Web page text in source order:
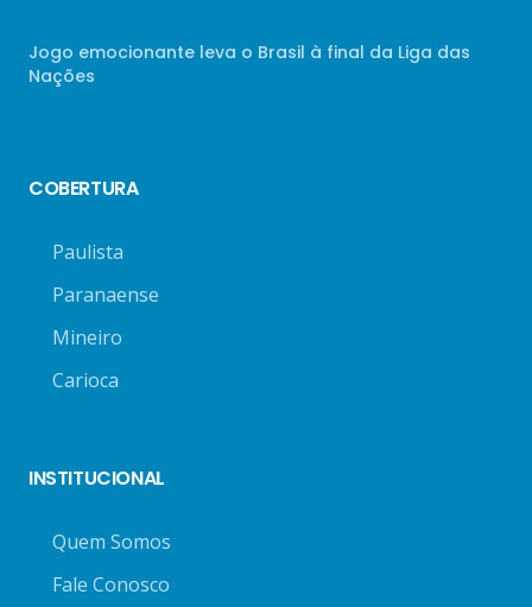
Jogo emocionante leva o Brasil à final da Liga das
Nações
COBERTURA
Paulista
Paranaense
Mineiro
Carioca
INSTITUCIONAL
Quem Somos
Fale Conosco